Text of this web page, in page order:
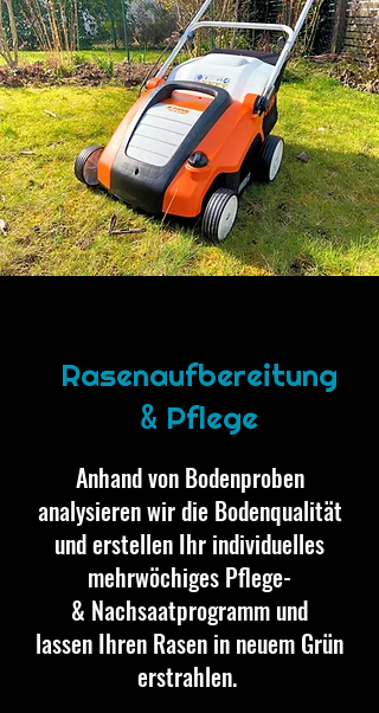
Rasenaufbereitung
& Pflege
Anhand von Bodenproben
analysieren wir die Bodenqualität
und erstellen Ihr individuelles
mehrwöchiges Pflege-
& Nachsaatprogramm und
lassen Ihren Rasen in neuem Grün
erstrahlen.